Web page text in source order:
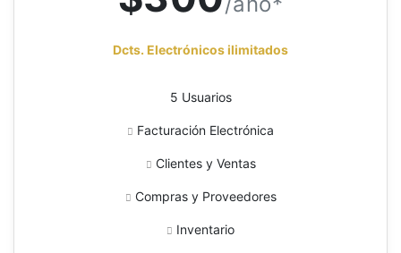
Dcts. Electrónicos ilimitados
5 Usuarios
Facturación Electrónica
Clientes y Ventas
Compras y Proveedores
Inventario